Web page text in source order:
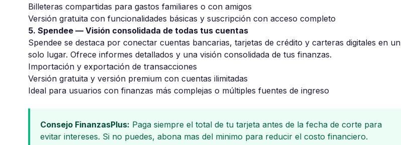
Billeteras compartidas para gastos familiares o con amigos
Versión gratuita con funcionalidades básicas y suscripción con acceso completo
5. Spendee — Visión consolidada de todas tus cuentas
Spendee se destaca por conectar cuentas bancarias, tarjetas de crédito y carteras digitales en un
solo lugar. Ofrece informes detallados y una visión consolidada de tus finanzas.
Importación y exportación de transacciones
Versión gratuita y versión premium con cuentas ilimitadas
Ideal para usuarios con finanzas más complejas o múltiples fuentes de ingreso
Consejo FinanzasPlus: Paga siempre el total de tu tarjeta antes de la fecha de corte para
evitar intereses. Si no puedes, abona mas del minimo para reducir el costo financiero.